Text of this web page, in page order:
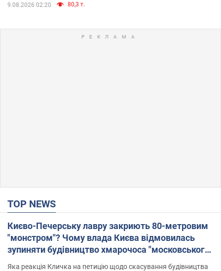
9.08.2026 02:20 80,3 т.
TOP NEWS
Києво-Печерську лавру закриють 80-метровим
"монстром"? Чому влада Києва відмовилась
зупиняти будівництво хмарочоса "московського
вірянина"
Яка реакція Кличка на петицію щодо скасування будівництва